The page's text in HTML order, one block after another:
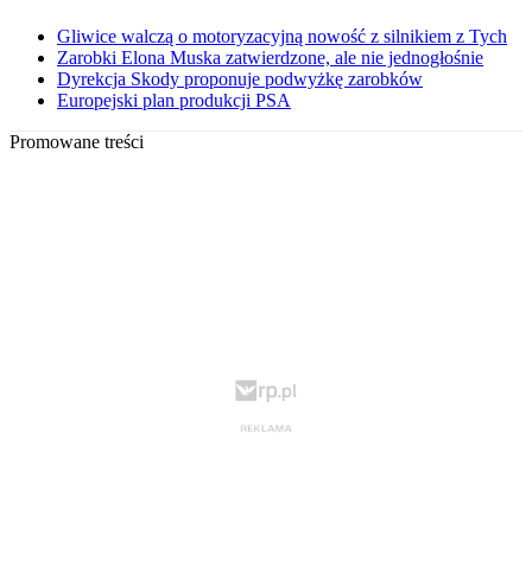
Gliwice walczą o motoryzacyjną nowość z silnikiem z Tych
Zarobki Elona Muska zatwierdzone, ale nie jednogłośnie
Dyrekcja Skody proponuje podwyżkę zarobków
Europejski plan produkcji PSA
Promowane treści